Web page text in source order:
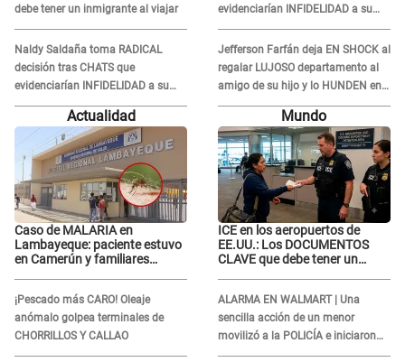
debe tener un inmigrante al viajar
Naldy Saldaña toma RADICAL
decisión tras CHATS que
evidenciarían INFIDELIDAD a su
novio con animador de 'La Bella
Luz': "Un día..."
evidenciarían INFIDELIDAD a su
novio con animador de 'La Bella
Luz': "Un día..."
Jefferson Farfán deja EN SHOCK al
regalar LUJOSO departamento al
amigo de su hijo y lo HUNDEN en
redes: "A su hija se lo negó"
Actualidad
Caso de MALARIA en
Lambayeque: paciente estuvo
en Camerún y familiares
¡Pescado más CARO! Oleaje
anómalo golpea terminales de
CHORRILLOS Y CALLAO
Mundo
ICE en los aeropuertos de
EE.UU.: Los DOCUMENTOS
CLAVE que debe tener un
ALARMA EN WALMART | Una
sencilla acción de un menor
movilizó a la POLICÍA e iniciaron
una investigación por lo hallado: